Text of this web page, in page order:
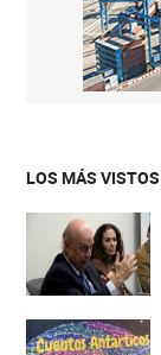
LOS MÁS VISTOS